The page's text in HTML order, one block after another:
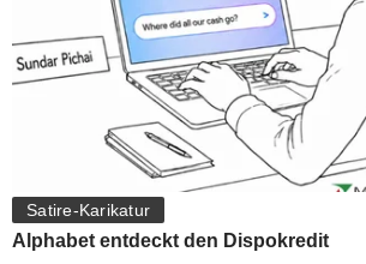
Satire-Karikatur
Alphabet entdeckt den Dispokredit